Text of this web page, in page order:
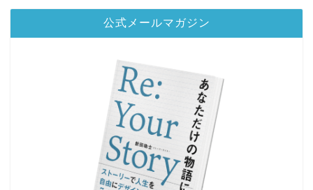
公式メールマガジン